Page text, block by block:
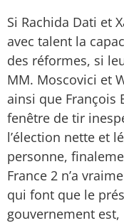
Si Rachida Dati et
avec talent la
des réformes, si
MM. Moscovici et
ainsi que François
fenêtre de tir
l’élection nette et
personne,
France 2 n’a
qui font que le
gouvernement